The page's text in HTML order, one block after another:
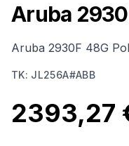
Aruba
Aruba 2930F 48G
TK: JL256A#ABB
2393,27